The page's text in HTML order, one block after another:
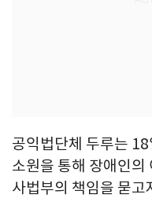
공익법단체 두루는
소원을 통해 장애인의
사법부의 책임을 묻